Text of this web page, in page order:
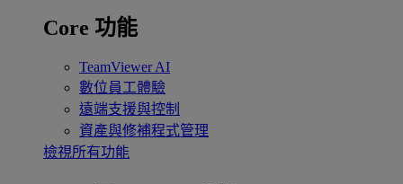
Core 功能
TeamViewer AI
數位員工體驗
遠端支援與控制
資產與修補程式管理
檢視所有功能